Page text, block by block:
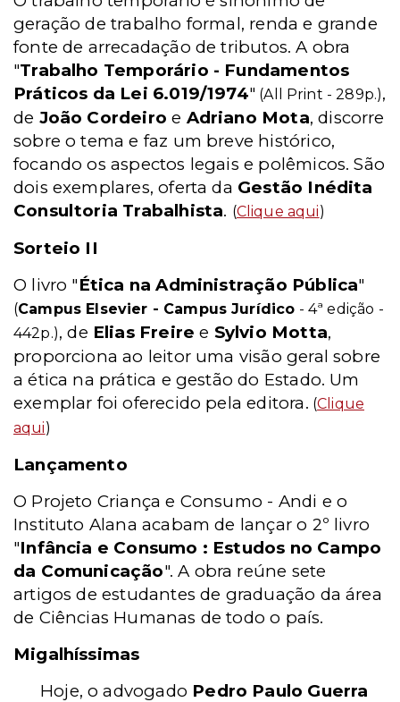
geração de trabalho formal, renda e grande
fonte de arrecadação de tributos. A obra
"Trabalho Temporário - Fundamentos
Práticos da Lei 6.019/1974" (All Print - 289p.),
de João Cordeiroe Adriano Mota, discorre
sobre o tema e faz um breve histórico,
focando os aspectos legais e polêmicos. São
dois exemplares, oferta da Gestão Inédita
Consultoria Trabalhista. (Clique aqui)
Sorteio II
O livro "Ética na Administração Pública"
(Campus Elsevier - Campus Jurídico - 4ª edição -
442p.), de Elias Freiree Sylvio Motta,
proporciona ao leitor uma visão geral sobre
a ética na prática e gestão do Estado. Um
exemplar foi oferecido pela editora. (Clique
aqui)
Lançamento
O Projeto Criança e Consumo - Andi e o
Instituto Alana acabam de lançar o 2º livro
"Infância e Consumo : Estudos no Campo
da Comunicação". A obra reúne sete
artigos de estudantes de graduação da área
de Ciências Humanas de todo o país.
Migalhíssimas
Hoje, o advogado Pedro Paulo Guerra